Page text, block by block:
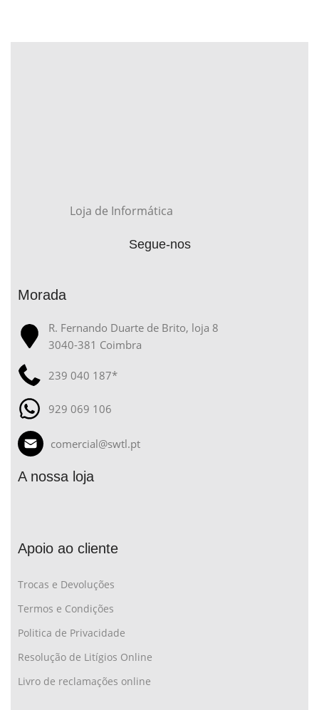
Loja de Informática
Segue-nos
Morada
R. Fernando Duarte de Brito, loja 8
3040-381 Coimbra
239 040 187*
929 069 106
comercial@swtl.pt
A nossa loja
Apoio ao cliente
Trocas e Devoluções
Termos e Condições
Politica de Privacidade
Resolução de Litígios Online
Livro de reclamações online